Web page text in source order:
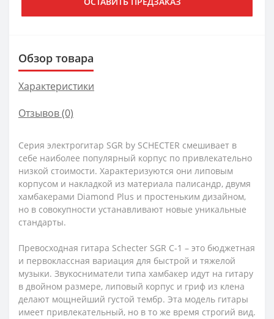
Обзор товара
Характеристики
Отзывов (0)
Серия электрогитар SGR by SCHECTER смешивает в
себе наиболее популярный корпус по привлекательно
низкой стоимости. Характеризуются они липовым
корпусом и накладкой из материала палисандр, двумя
хамбакерами Diamond Plus и простеньким дизайном,
но в совокупности устанавливают новые уникальные
стандарты.
Превосходная гитара Schecter SGR C-1 – это бюджетная
и первоклассная вариация для быстрой и тяжелой
музыки. Звукосниматели типа хамбакер идут на гитару
в двойном размере, липовый корпус и гриф из клена
делают мощнейший густой тембр. Эта модель гитары
имеет привлекательный, но в то же время строгий вид.